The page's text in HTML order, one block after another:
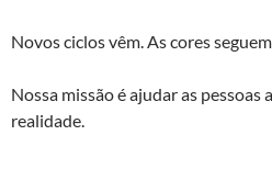
Novos ciclos vêm. As cores
Nossa missão é ajudar as
realidade.